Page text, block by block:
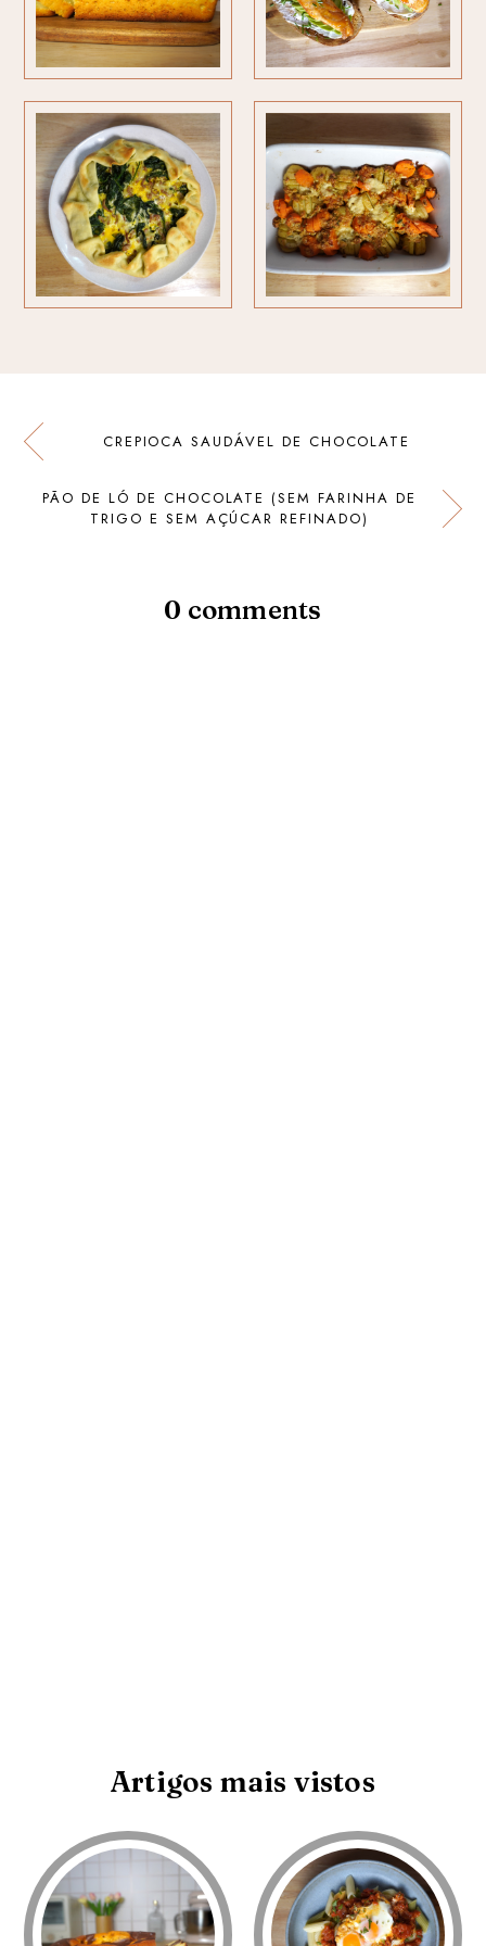
CREPIOCA SAUDÁVEL DE CHOCOLATE
PÃO DE LÓ DE CHOCOLATE (SEM FARINHA DE
TRIGO E SEM AÇÚCAR REFINADO)
0 comments
Artigos mais vistos